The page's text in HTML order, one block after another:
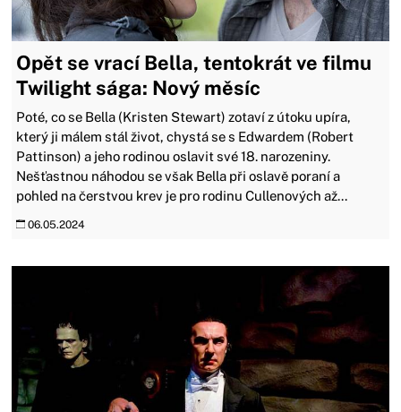
Opět se vrací Bella, tentokrát ve filmu
Twilight sága: Nový měsíc
Poté, co se Bella (Kristen Stewart) zotaví z útoku upíra,
který ji málem stál život, chystá se s Edwardem (Robert
Pattinson) a jeho rodinou oslavit své 18. narozeniny.
Nešťastnou náhodou se však Bella při oslavě poraní a
pohled na čerstvou krev je pro rodinu Cullenových až...
06.05.2024